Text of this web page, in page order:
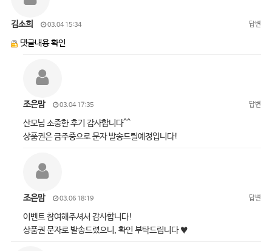
김소희 03.04 15:34 답변
댓글내용 확인
조은맘 03.04 17:35 답변
산모님 소중한 후기 감사합니다^^
상품권은 금주중으로 문자 발송드릴예정입니다!
조은맘 03.06 18:19 답변
이벤트 참여해주셔서 감사합니다!
상품권 문자로 발송드렸으니, 확인 부탁드립니다 ♥